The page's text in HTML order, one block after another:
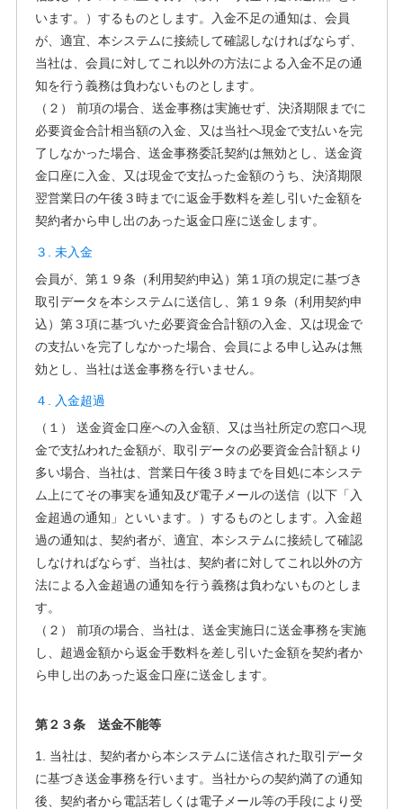
います。）するものとします。入金不足の通知は、会員
が、適宜、本システムに接続して確認しなければならず、
当社は、会員に対してこれ以外の方法による入金不足の通
知を行う義務は負わないものとします。
（２） 前項の場合、送金事務は実施せず、決済期限までに
必要資金合計相当額の入金、又は当社へ現金で支払いを完
了しなかった場合、送金事務委託契約は無効とし、送金資
金口座に入金、又は現金で支払った金額のうち、決済期限
翌営業日の午後３時までに返金手数料を差し引いた金額を
契約者から申し出のあった返金口座に送金します。
３. 未入金
会員が、第１９条（利用契約申込）第１項の規定に基づき
取引データを本システムに送信し、第１９条（利用契約申
込）第３項に基づいた必要資金合計額の入金、又は現金で
の支払いを完了しなかった場合、会員による申し込みは無
効とし、当社は送金事務を行いません。
４. 入金超過
（１） 送金資金口座への入金額、又は当社所定の窓口へ現
金で支払われた金額が、取引データの必要資金合計額より
多い場合、当社は、営業日午後３時までを目処に本システ
ム上にてその事実を通知及び電子メールの送信（以下「入
金超過の通知」といいます。）するものとします。入金超
過の通知は、契約者が、適宜、本システムに接続して確認
しなければならず、当社は、契約者に対してこれ以外の方
法による入金超過の通知を行う義務は負わないものとしま
す。
（２） 前項の場合、当社は、送金実施日に送金事務を実施
し、超過金額から返金手数料を差し引いた金額を契約者か
ら申し出のあった返金口座に送金します。
第２３条 送金不能等
1. 当社は、契約者から本システムに送信された取引データ
に基づき送金事務を行います。当社からの契約満了の通知
後、契約者から電話若しくは電子メール等の手段により受